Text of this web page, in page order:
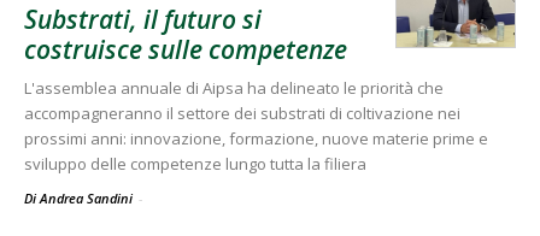
Substrati, il futuro si
costruisce sulle competenze
L'assemblea annuale di Aipsa ha delineato le priorità che
accompagneranno il settore dei substrati di coltivazione nei
prossimi anni: innovazione, formazione, nuove materie prime e
sviluppo delle competenze lungo tutta la filiera
Di Andrea Sandini -